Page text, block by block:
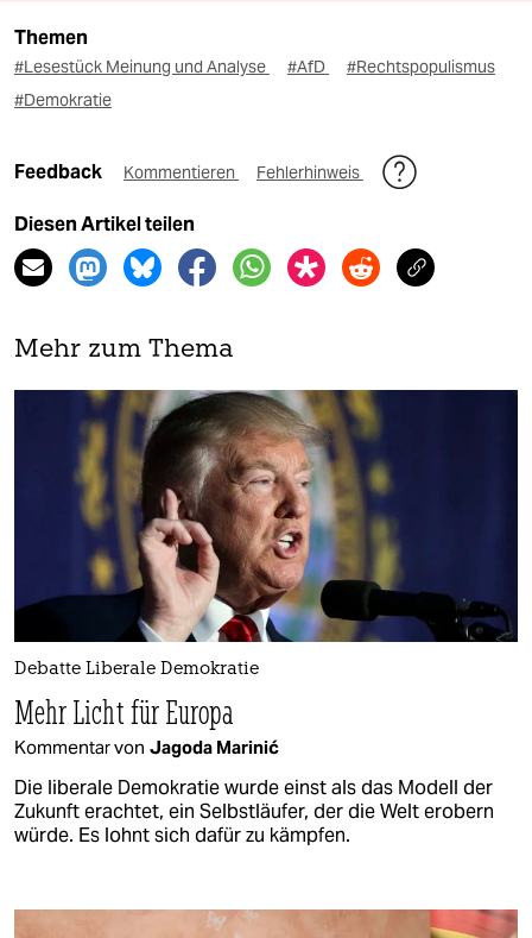
Themen
#Lesestück Meinung und Analyse #AfD
#Rechtspopulismus
#Demokratie
Feedback Kommentieren Fehlerhinweis
Diesen Artikel teilen
Mehr zum Thema
Debatte Liberale Demokratie
Mehr Licht für Europa
Kommentar von Jagoda Marinić
Die liberale Demokratie wurde einst als das Modell der
Zukunft erachtet, ein Selbstläufer, der die Welt erobern
würde. Es lohnt sich dafür zu kämpfen.